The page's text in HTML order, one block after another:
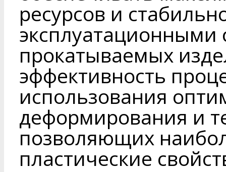
ресурсов и
эксплуатационными
прокатываемых
эффективность
использования
деформирования и
позволяющих
пластические